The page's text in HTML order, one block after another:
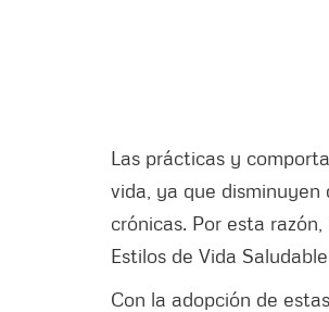
Las prácticas y
vida, ya que disminuyen
crónicas. Por esta
Estilos de Vida
Con la adopción de